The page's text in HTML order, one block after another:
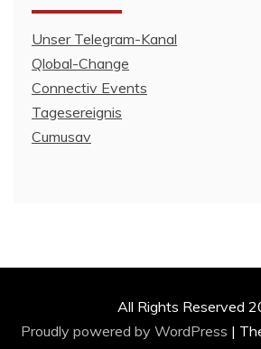
Unser Telegram-Kanal
Qlobal-Change
Connectiv Events
Tagesereignis
Cumusav
All Rights Reserved
Proudly powered by WordPress |